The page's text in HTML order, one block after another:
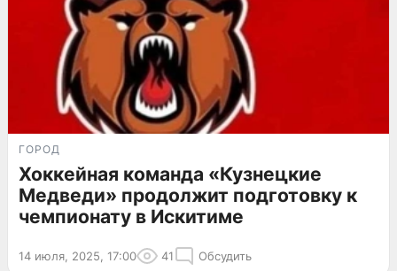
ГОРОД
Хоккейная команда «Кузнецкие
Медведи» продолжит подготовку к
чемпионату в Искитиме
14 июля, 2025, 17:00 41 Обсудить